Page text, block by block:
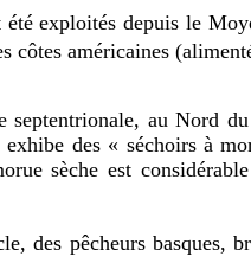
exploités depuis le
côtes américaines
septentrionale, au Nord
des « séchoirs à
sèche est
des pêcheurs basques,